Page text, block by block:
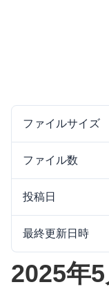
ファイルサイズ
ファイル数
投稿日
最終更新日時
2025年